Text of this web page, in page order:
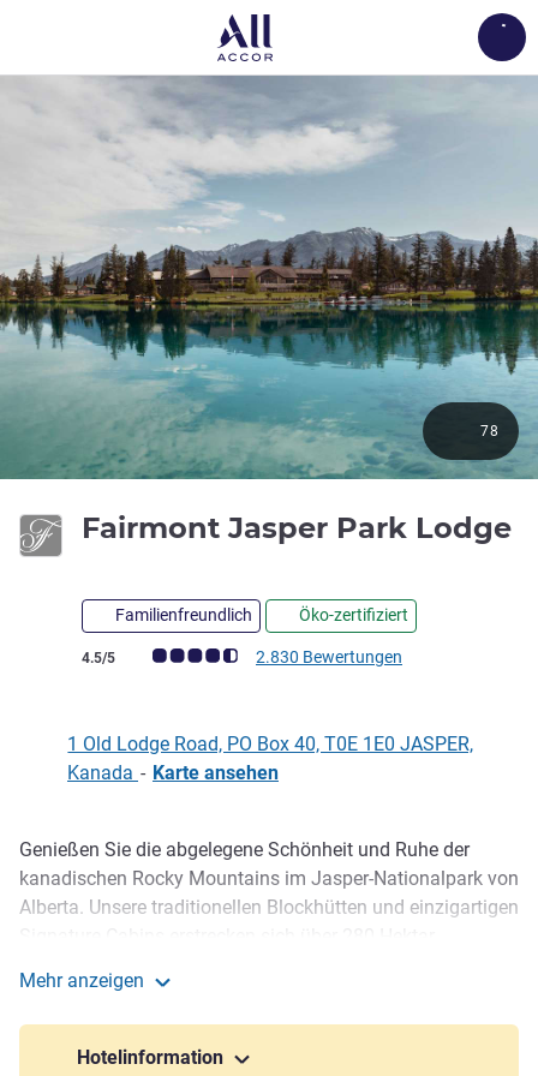
Fairmont Jasper Park Lodge
Familienfreundlich Öko-zertifiziert
Note Kundenmeinungen (Bewertung ALL)
4.5/5 2.830 Bewertungen
78
1 Old Lodge Road, PO Box 40, T0E 1E0 JASPER,
Kanada - Karte ansehen
Beschreibung
Genießen Sie die abgelegene Schönheit und Ruhe der
kanadischen Rocky Mountains im Jasper-Nationalpark von
Alberta. Unsere traditionellen Blockhütten und einzigartigen
Unterkünften, umgeben vom größten Park der Rocky
Mountains, der zum UNESCO-Welterbe gehört. Spielen Sie
auf Kanadas bestem Golfplatz und erkunden Sie die Ufer
Mehr anzeigen
Hotelinformation